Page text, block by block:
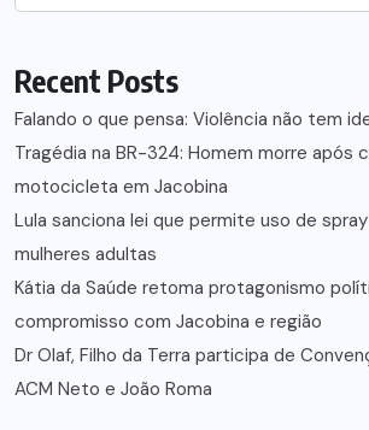
Recent Posts
Falando o que pensa: Violência não tem
Tragédia na BR-324: Homem morre após
motocicleta em Jacobina
Lula sanciona lei que permite uso de
mulheres adultas
Kátia da Saúde retoma protagonismo
compromisso com Jacobina e região
Dr Olaf, Filho da Terra participa de
ACM Neto e João Roma